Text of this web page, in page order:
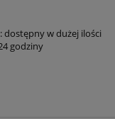
dostępny w dużej ilości
godziny